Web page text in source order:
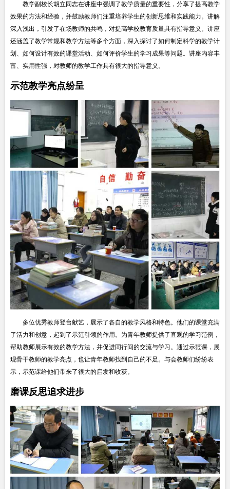
教学副校长胡立同志在讲座中强调了教学质量的重要性，分享了提高教学
效果的方法和经验，并鼓励教师们注重培养学生的创新思维和实践能力。讲解
深入浅出，引发了在场教师的共鸣，对提高学校教育质量具有指导意义。讲座
还涵盖了教学常规和教学方法等多个方面，深入探讨了如何制定科学的教学计
划、如何设计有效的课堂活动、如何评价学生的学习成果等问题。讲座内容丰
富、实用性强，对教师的教学工作具有很大的指导意义。
示范教学亮点纷呈
多位优秀教师登台献艺，展示了各自的教学风格和特色。他们的课堂充满
了活力和创意，起到了示范引领的作用。为青年教师提供了直观的学习范例，
帮助教师展示有效的教学方法，并促进同行间的交流与学习。通过示范课，展
现骨干教师的教学亮点，也让青年教师找到自己的不足。与会教师们纷纷表
示，示范课给他们带来了很大的启发和收获。
磨课反思追求进步